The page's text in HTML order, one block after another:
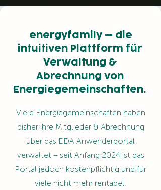
energyfamily – die
intuitiven Plattform für
Verwaltung &
Abrechnung von
Energiegemeinschaften.
Viele Energiegemeinschaften haben
bisher ihre Mitglieder & Abrechnung
über das EDA Anwenderportal
verwaltet – seit Anfang 2024 ist das
Portal jedoch kostenpflichtig und für
viele nicht mehr rentabel.